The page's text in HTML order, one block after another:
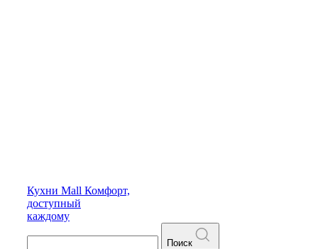
Кухни Mall Комфорт,
доступный
каждому
Поиск